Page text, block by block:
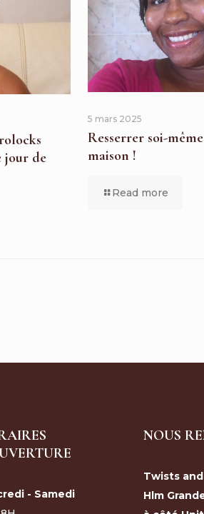
jour de
5 mars 2025
Resserrer soi-
maison !
Read more
- Samedi
NOUS
Twists
Hlm